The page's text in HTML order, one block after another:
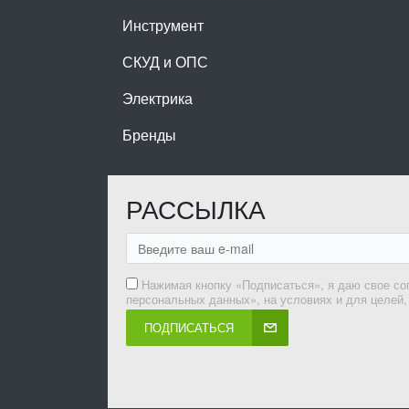
Инструмент
СКУД и ОПС
Электрика
Бренды
РАССЫЛКА
Нажимая кнопку «Подписаться», я даю свое
персональных данных», на условиях и для
ПОДПИСАТЬСЯ